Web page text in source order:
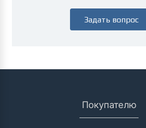
Задать вопрос
Покупателю